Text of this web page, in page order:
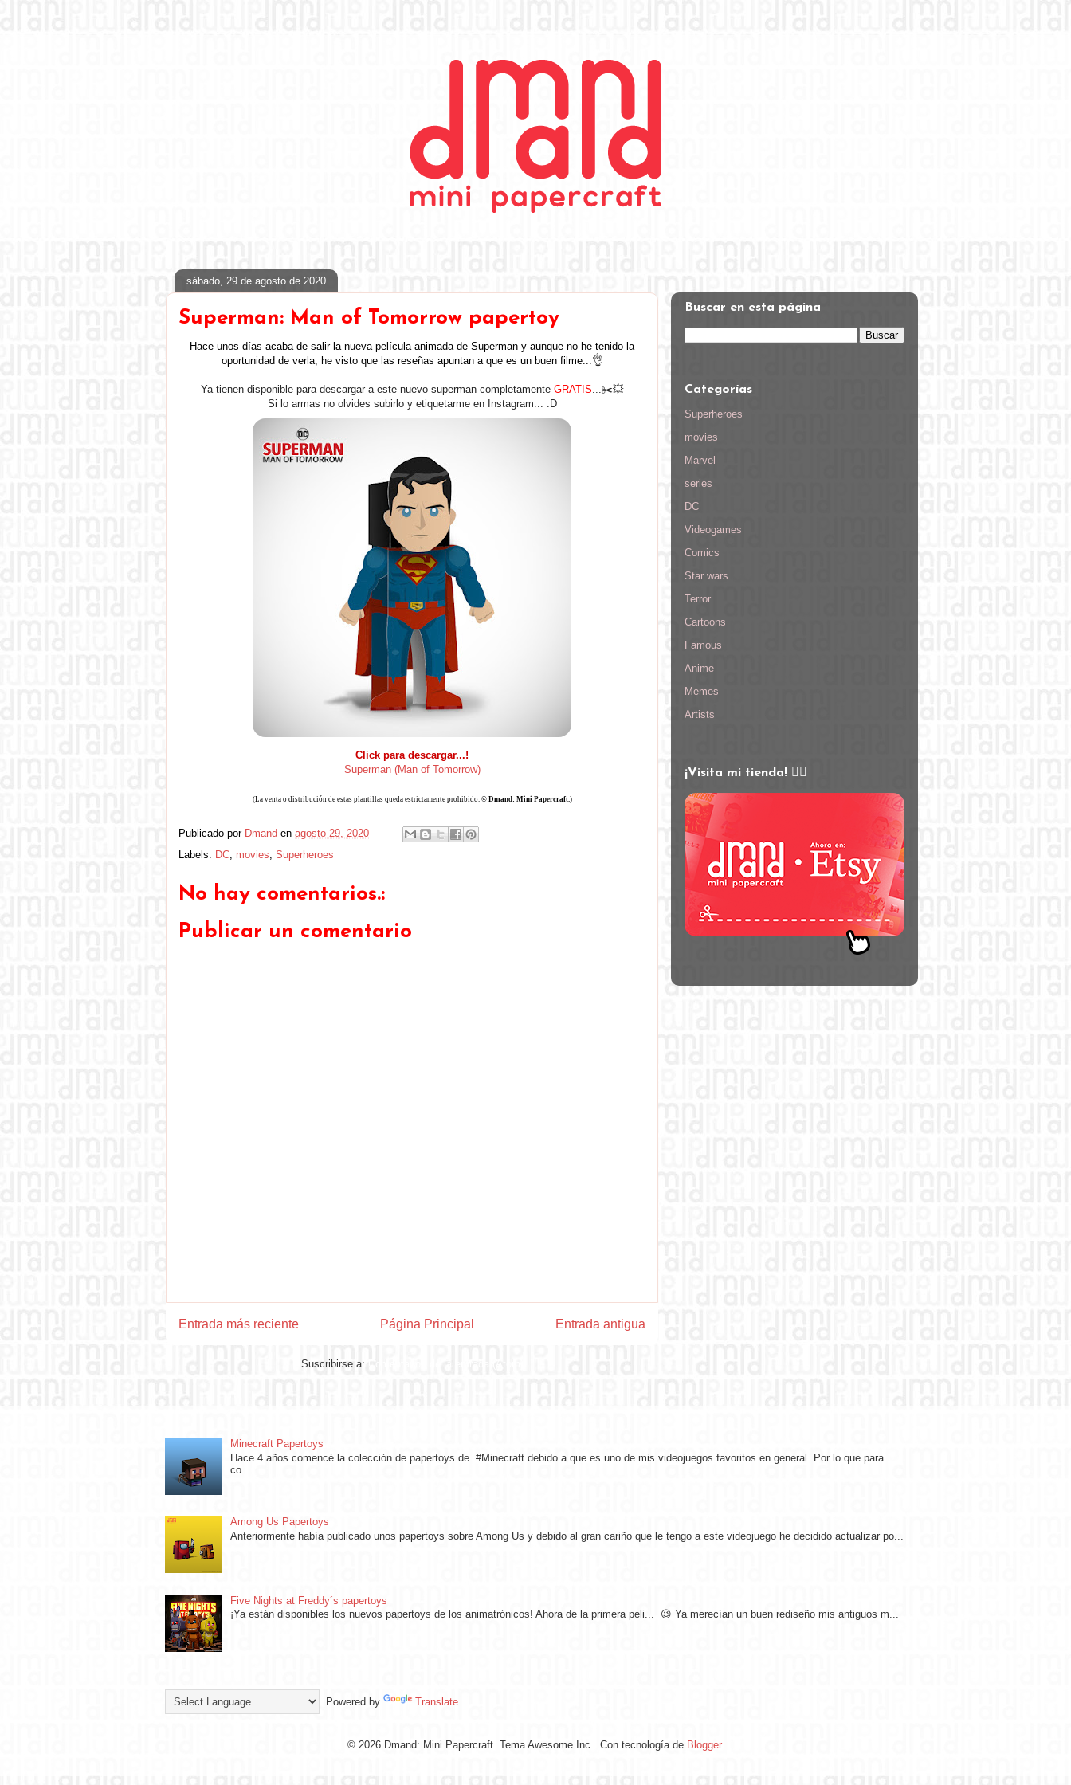
sábado, 29 de agosto de 2020
Superman: Man of Tomorrow papertoy
Hace unos días acaba de salir la nueva película animada de Superman y aunque no he tenido la
oportunidad de verla, he visto que las reseñas apuntan a que es un buen filme...👌
Ya tienen disponible para descargar a este nuevo superman completamente GRATIS...✂💥
Si lo armas no olvides subirlo y etiquetarme en Instagram... :D
Click para descargar...!
Superman (Man of Tomorrow)
(La venta o distribución de estas plantillas queda estrictamente prohibido. © Dmand: Mini Papercraft.)
Publicado por Dmand en agosto 29, 2020
Labels: DC, movies, Superheroes
No hay comentarios.:
Publicar un comentario
Entrada más reciente Entrada antigua
Página Principal
Suscribirse a:
Buscar en esta página
Categorías
Superheroes
movies
Marvel
series
DC
Videogames
Comics
Star wars
Terror
Cartoons
Famous
Anime
Memes
Artists
¡Visita mi tienda! 👇🏻
Minecraft Papertoys
Hace 4 años comencé la colección de papertoys de #Minecraft debido a que es uno de mis videojuegos favoritos en general. Por lo que para
co...
Among Us Papertoys
Anteriormente había publicado unos papertoys sobre Among Us y debido al gran cariño que le tengo a este videojuego he decidido actualizar po...
Five Nights at Freddy´s papertoys
¡Ya están disponibles los nuevos papertoys de los animatrónicos! Ahora de la primera peli... 😉 Ya merecían un buen rediseño mis antiguos m...
Powered by Translate
© 2026 Dmand: Mini Papercraft. Tema Awesome Inc.. Con tecnología de Blogger.